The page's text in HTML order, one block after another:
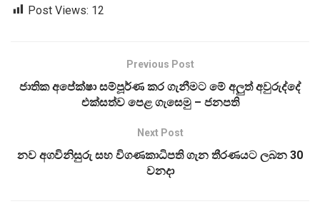
Post Views: 12
Previous Post
ජාතික අපේක්ෂා සම්පූර්ණ කර ගැනීමට මේ අලුත් අවුරුද්දේ
එක්සත්ව පෙළ ගැසෙමු – ජනපති
Next Post
නව අගවිනිසුරු සහ විගණකාධිපති ගැන තීරණයට ලබන 30
වනදා